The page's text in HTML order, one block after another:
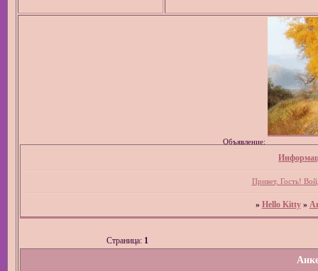
Объявление:
Привет, Гость!
» Hello Kitty »
Страница: 1